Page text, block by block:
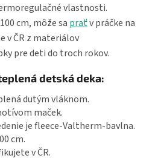
vlastnosti.
cm, môže sa praťv práčke na
v ČR z materiálov
pre deti do troch rokov.
detská deka:
dutým vláknom.
maček.
je fleece-Valtherm-bavlna.
cm.
v ČR.